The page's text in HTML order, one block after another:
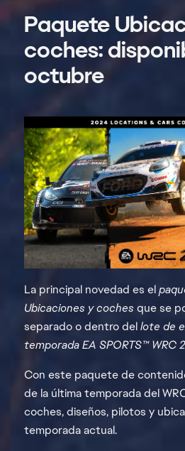
La principal novedad es el
Ubicaciones y coches que se
separado o dentro dellote de
temporada EA SPORTS™ WRC
Con este paquete de
de la última temporada del
coches, diseños, pilotos y
temporada actual.